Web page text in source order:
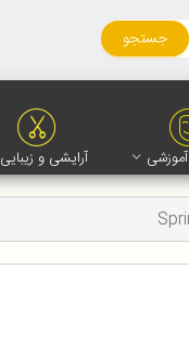
جستجو
آرایشی و زیبایی